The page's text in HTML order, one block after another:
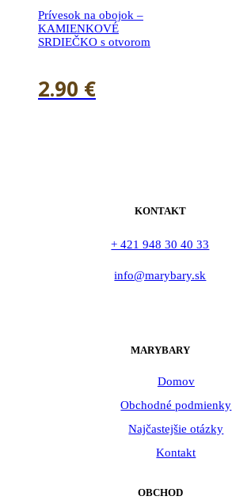
Prívesok na obojok –
KAMIENKOVÉ
SRDIEČKO s otvorom
2.90 €
KONTAKT
+ 421 948 30 40 33
info@marybary.sk
MARYBARY
Domov
Obchodné podmienky
Najčastejšie otázky
Kontakt
OBCHOD